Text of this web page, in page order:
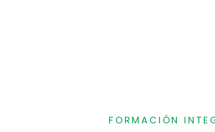
FORMACIÓN